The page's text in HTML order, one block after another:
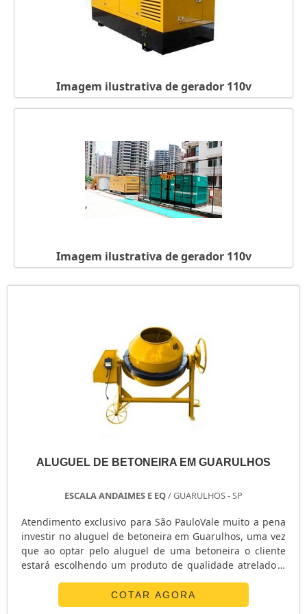
GERADORES DIESEL PEQUENO PORTE
GERADORES DE ENERGIA FÍSICA
GERADORES DE ENERGIA ELÉTRICA EM SP
GERADOR TRIFÁSICO DIESEL 6KVA
GERADOR TRIFÁSICO A DIESEL
GERADOR TRIFÁSICO 10KVA
GERADOR TOYAMA DIESEL
GERADOR SEM MOTOR
GERADOR PORTÁTIL SILENCIOSO
GERADOR PORTÁTIL SILENCIOSO PREÇO
GERADOR PORTÁTIL GASOLINA
GERADOR PEQUENO DE ENERGIA
GERADOR PEQUENO A GASOLINA
GERADOR PARA SHOW
GERADOR PARA RESIDÊNCIA
GERADOR PARA RESIDÊNCIA PREÇO
GERADOR PARA LOCAÇÃO SÃO PAULO
GERADOR MOTOMIL
GERADOR ELÉTRICO DIESEL
GERADOR ELÉTRICO DIESEL USADO
GERADOR ELÉTRICO A DIESEL
GERADOR DIESEL TRIFÁSICO
GERADOR DIESEL RESIDENCIAL
GERADOR DIESEL PORTÁTIL
GERADOR DIESEL 8KVA
Imagem ilustrativa de gerador 110v
Imagem ilustrativa de gerador 110v
ALUGUEL DE BETONEIRA EM GUARULHOS
ESCALA ANDAIMES E EQ/ GUARULHOS - SP
Atendimento exclusivo para São PauloVale muito a pena
investir no aluguel de betoneira em Guarulhos, uma vez
que ao optar pelo aluguel de uma betoneira o cliente
estará escolhendo um produto de qualidade atrelado a
todo o auxílio ao consumidor.MISTURA DE CONCETRO
FÁCIL E VERSÁTILA betoneira nada mais é do que uma
COTAR AGORA